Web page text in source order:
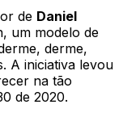
de Daniel
um modelo de
derme,
A iniciativa levou
na tão
de 2020.